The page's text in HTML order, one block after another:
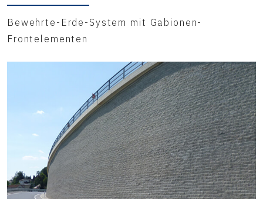
Bewehrte-Erde-System mit Gabionen-
Frontelementen